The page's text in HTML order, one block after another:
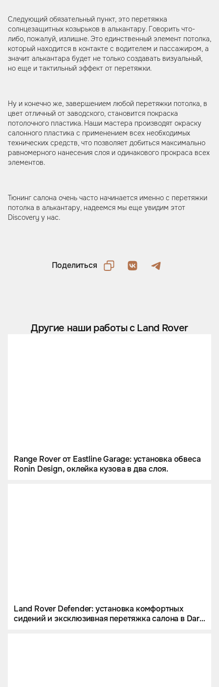
Следующий обязательный пункт, это перетяжка
солнцезащитных козырьков в алькантару. Говорить что-
либо, пожалуй, излишне. Это единственный элемент потолка,
который находится в контакте с водителем и пассажиром, а
значит алькантара будет не только создавать визуальный,
но еще и тактильный эффект от перетяжки.
Ну и конечно же, завершением любой перетяжки потолка, в
цвет отличный от заводского, становится покраска
потолочного пластика. Наши мастера производят окраску
салонного пластика с применением всех необходимых
технических средств, что позволяет добиться максимально
равномерного нанесения слоя и одинакового прокраса всех
элементов.
Тюнинг салона очень часто начинается именно с перетяжки
потолка в алькантару, надеемся мы еще увидим этот
Discovery у нас.
Поделиться
Другие наши работы с Land Rover
Range Rover от Eastline Garage: установка обвеса
Ronin Design, оклейка кузова в два слоя.
Land Rover Defender: установка комфортных
сидений и эксклюзивная перетяжка салона в Dark